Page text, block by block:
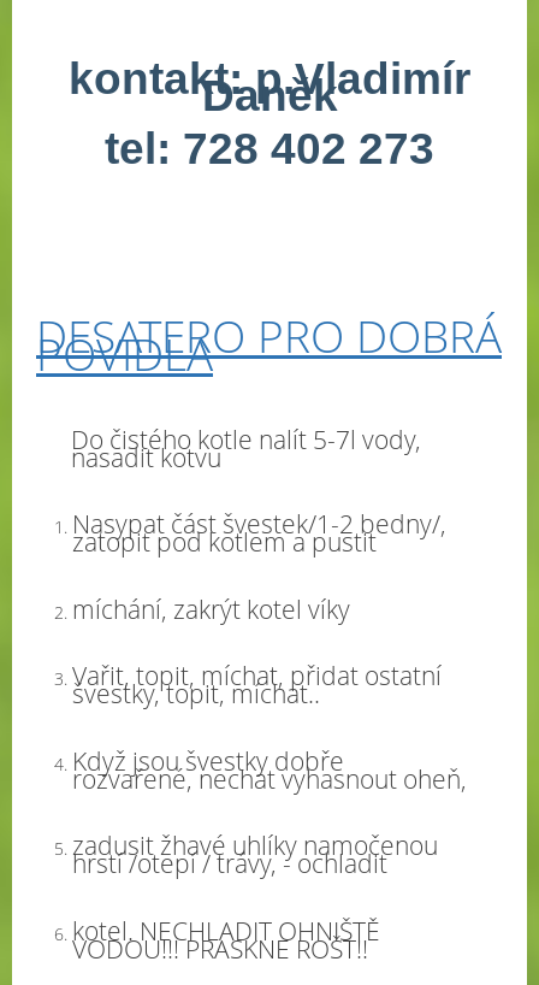
kontakt: p.Vladimír
Daněk
tel: 728 402 273
DESATERO PRO DOBRÁ
POVIDLA
Do čistého kotle nalít 5-7l vody,
nasadit kotvu
Nasypat část švestek/1-2 bedny/,
zatopit pod kotlem a pustit
míchání, zakrýt kotel víky
Vařit, topit, míchat, přidat ostatní
švestky, topit, míchat..
Když jsou švestky dobře
rozvařené, nechat vyhasnout oheň,
zadusit žhavé uhlíky namočenou
hrstí /otepí / trávy, - ochladit
kotel. NECHLADIT OHNIŠTĚ
VODOU!!! PRASKNE ROŠT!!